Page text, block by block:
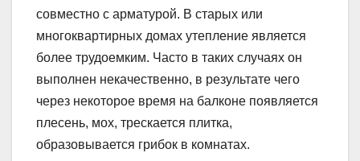
совместно с арматурой. В старых или
многоквартирных домах утепление является
более трудоемким. Часто в таких случаях он
выполнен некачественно, в результате чего
через некоторое время на балконе появляется
плесень, мох, трескается плитка,
образовывается грибок в комнатах.